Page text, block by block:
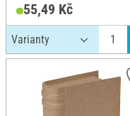
55,49 Kč